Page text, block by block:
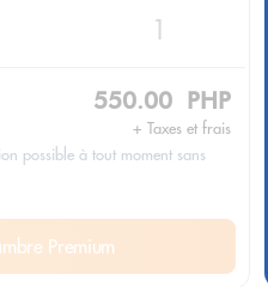
550.00 PHP
+ Taxes et frais
possible à tout moment sans
Premium